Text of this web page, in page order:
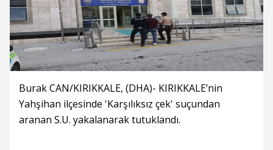
Burak CAN/KIRIKKALE, (DHA)- KIRIKKALE’nin
Yahşihan ilçesinde 'Karşılıksız çek' suçundan
aranan S.U. yakalanarak tutuklandı.